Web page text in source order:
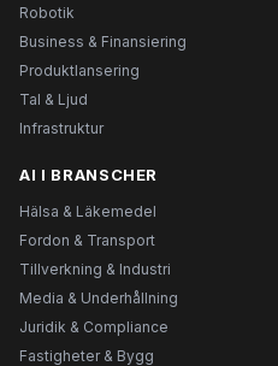
Robotik
Business & Finansiering
Produktlansering
Tal & Ljud
Infrastruktur
AI I BRANSCHER
Hälsa & Läkemedel
Fordon & Transport
Tillverkning & Industri
Media & Underhållning
Juridik & Compliance
Fastigheter & Bygg